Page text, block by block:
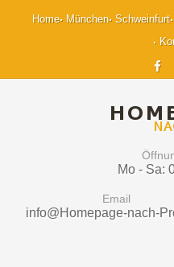
Home München Schweinfurt
Mo - Sa:
Email
info@Homepage-nach-